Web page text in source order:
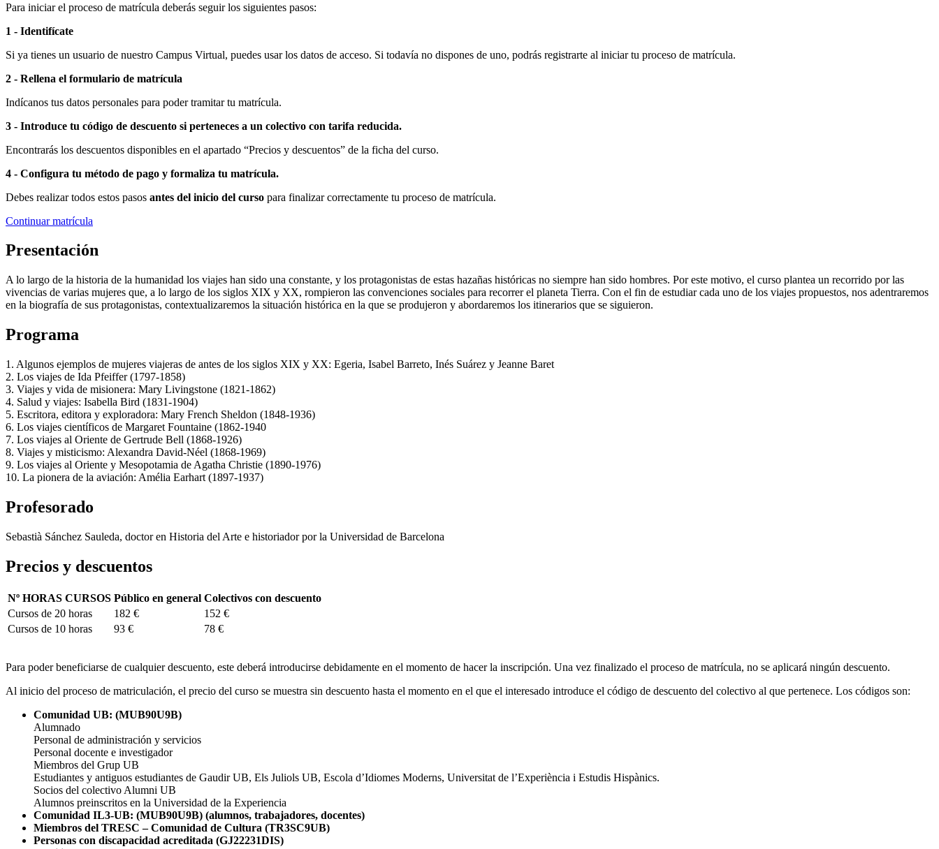
Para iniciar el proceso de matrícula deberás seguir los siguientes pasos:
1 - Identifícate
Si ya tienes un usuario de nuestro Campus Virtual, puedes usar los datos de acceso. Si todavía no dispones de uno, podrás registrarte al iniciar tu proceso de matrícula.
2 - Rellena el formulario de matrícula
Indícanos tus datos personales para poder tramitar tu matrícula.
3 - Introduce tu código de descuento si perteneces a un colectivo con tarifa reducida.
Encontrarás los descuentos disponibles en el apartado “Precios y descuentos” de la ficha del curso.
4 - Configura tu método de pago y formaliza tu matrícula.
Debes realizar todos estos pasos antes del inicio del curso para finalizar correctamente tu proceso de matrícula.
Continuar matrícula
Presentación
A lo largo de la historia de la humanidad los viajes han sido una constante, y los protagonistas de estas hazañas históricas no siempre han sido hombres. Por este motivo, el curso plantea un recorrido por las
vivencias de varias mujeres que, a lo largo de los siglos XIX y XX, rompieron las convenciones sociales para recorrer el planeta Tierra. Con el fin de estudiar cada uno de los viajes propuestos, nos adentraremos
en la biografía de sus protagonistas, contextualizaremos la situación histórica en la que se produjeron y abordaremos los itinerarios que se siguieron.
Programa
1. Algunos ejemplos de mujeres viajeras de antes de los siglos XIX y XX: Egeria, Isabel Barreto, Inés Suárez y Jeanne Baret
2. Los viajes de Ida Pfeiffer (1797-1858)
3. Viajes y vida de misionera: Mary Livingstone (1821-1862)
4. Salud y viajes: Isabella Bird (1831-1904)
5. Escritora, editora y exploradora: Mary French Sheldon (1848-1936)
6. Los viajes científicos de Margaret Fountaine (1862-1940
7. Los viajes al Oriente de Gertrude Bell (1868-1926)
8. Viajes y misticismo: Alexandra David-Néel (1868-1969)
9. Los viajes al Oriente y Mesopotamia de Agatha Christie (1890-1976)
10. La pionera de la aviación: Amélia Earhart (1897-1937)
Profesorado
Sebastià Sánchez Sauleda, doctor en Historia del Arte e historiador por la Universidad de Barcelona
Precios y descuentos
Nº HORAS CURSOS Público en general Colectivos con descuento
Cursos de 20 horas
182 €
152 €
Cursos de 10 horas
93 € 78 €
Para poder beneficiarse de cualquier descuento, este deberá introducirse debidamente en el momento de hacer la inscripción. Una vez finalizado el proceso de matrícula, no se aplicará ningún descuento.
Al inicio del proceso de matriculación, el precio del curso se muestra sin descuento hasta el momento en el que el interesado introduce el código de descuento del colectivo al que pertenece. Los códigos son:
Comunidad UB: (MUB90U9B)
Alumnado
Personal de administración y servicios
Personal docente e investigador
Miembros del Grup UB
Estudiantes y antiguos estudiantes de Gaudir UB, Els Juliols UB, Escola d’Idiomes Moderns, Universitat de l’Experiència i Estudis Hispànics.
Socios del colectivo Alumni UB
Alumnos preinscritos en la Universidad de la Experiencia
Comunidad IL3-UB: (MUB90U9B) (alumnos, trabajadores, docentes)
Miembros del TRESC – Comunidad de Cultura (TR3SC9UB)
Personas con discapacidad acreditada (GJ22231DIS)